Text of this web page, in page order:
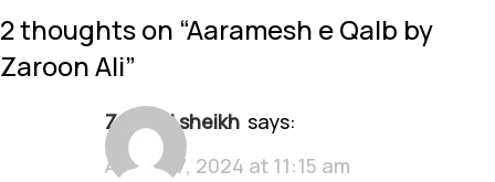
2 thoughts on “Aaramesh e Qalb by
Zaroon Ali”
zeemal sheikh says:
August 7, 2024 at 11:15 am